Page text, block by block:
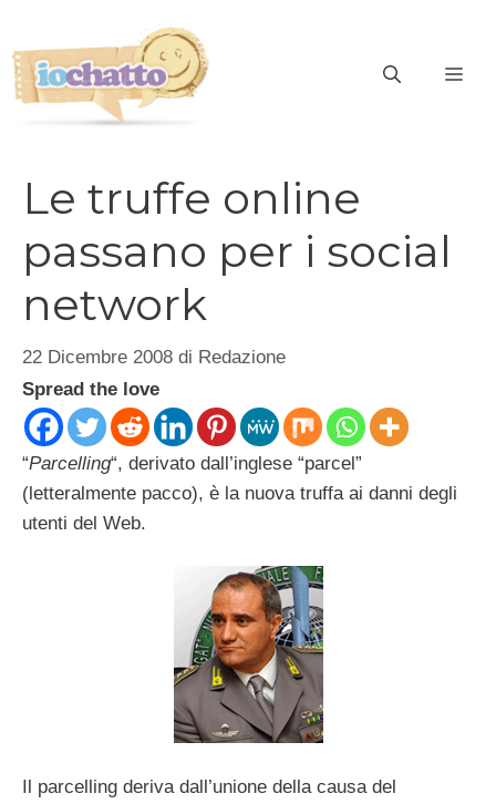
contenuto
Le truffe online
passano per i social
network
22 Dicembre 2008 di Redazione
Spread the love
“Parcelling“, derivato dall’inglese “parcel”
(letteralmente pacco), è la nuova truffa ai danni degli
utenti del Web.
Il parcelling deriva dall’unione della causa del